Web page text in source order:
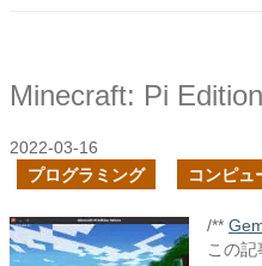
2022-03-16
プログラミング
コンピュ
/**
この